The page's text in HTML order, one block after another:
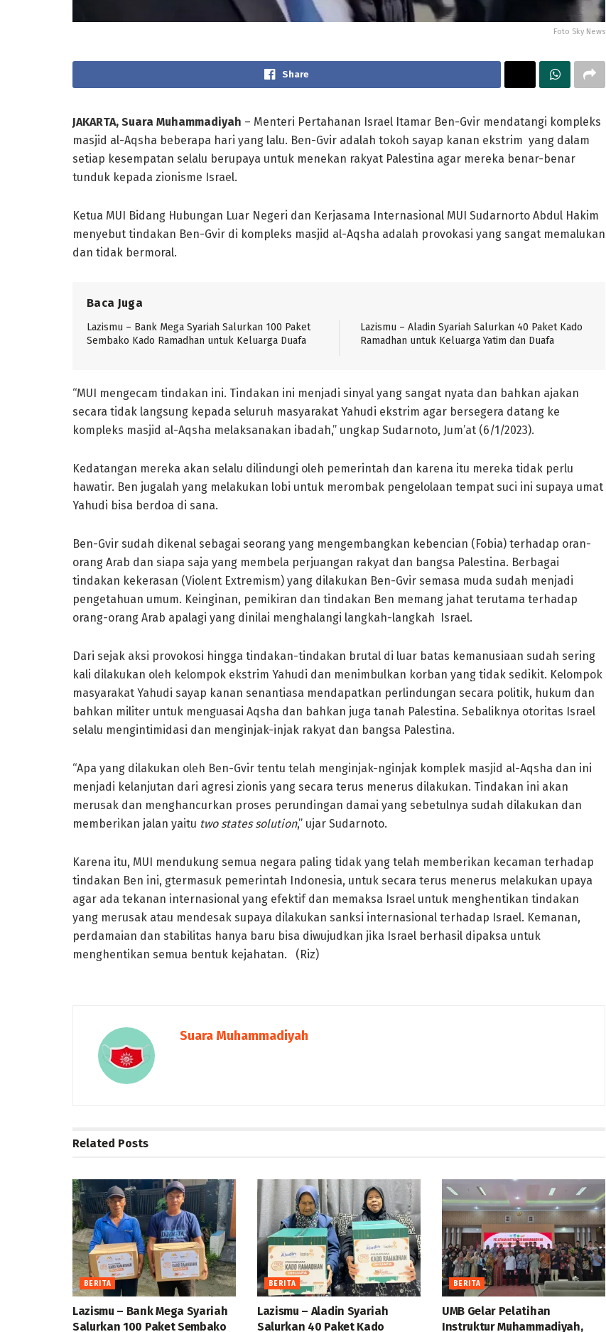
Foto Sky News
Share
JAKARTA, Suara Muhammadiyah – Menteri Pertahanan Israel Itamar Ben-Gvir mendatangi kompleks
masjid al-Aqsha beberapa hari yang lalu. Ben-Gvir adalah tokoh sayap kanan ekstrim yang dalam
setiap kesempatan selalu berupaya untuk menekan rakyat Palestina agar mereka benar-benar
tunduk kepada zionisme Israel.
Ketua MUI Bidang Hubungan Luar Negeri dan Kerjasama Internasional MUI Sudarnorto Abdul Hakim
menyebut tindakan Ben-Gvir di kompleks masjid al-Aqsha adalah provokasi yang sangat memalukan
dan tidak bermoral.
Baca Juga
Lazismu – Bank Mega Syariah Salurkan 100 Paket
Sembako Kado Ramadhan untuk Keluarga Duafa
Lazismu – Aladin Syariah Salurkan 40 Paket Kado
Ramadhan untuk Keluarga Yatim dan Duafa
“MUI mengecam tindakan ini. Tindakan ini menjadi sinyal yang sangat nyata dan bahkan ajakan
secara tidak langsung kepada seluruh masyarakat Yahudi ekstrim agar bersegera datang ke
kompleks masjid al-Aqsha melaksanakan ibadah,” ungkap Sudarnoto, Jum’at (6/1/2023).
Kedatangan mereka akan selalu dilindungi oleh pemerintah dan karena itu mereka tidak perlu
hawatir. Ben jugalah yang melakukan lobi untuk merombak pengelolaan tempat suci ini supaya umat
Yahudi bisa berdoa di sana.
Ben-Gvir sudah dikenal sebagai seorang yang mengembangkan kebencian (Fobia) terhadap oran-
orang Arab dan siapa saja yang membela perjuangan rakyat dan bangsa Palestina. Berbagai
tindakan kekerasan (Violent Extremism) yang dilakukan Ben-Gvir semasa muda sudah menjadi
pengetahuan umum. Keinginan, pemikiran dan tindakan Ben memang jahat terutama terhadap
orang-orang Arab apalagi yang dinilai menghalangi langkah-langkah Israel.
Dari sejak aksi provokosi hingga tindakan-tindakan brutal di luar batas kemanusiaan sudah sering
kali dilakukan oleh kelompok ekstrim Yahudi dan menimbulkan korban yang tidak sedikit. Kelompok
masyarakat Yahudi sayap kanan senantiasa mendapatkan perlindungan secara politik, hukum dan
bahkan militer untuk menguasai Aqsha dan bahkan juga tanah Palestina. Sebaliknya otoritas Israel
selalu mengintimidasi dan menginjak-injak rakyat dan bangsa Palestina.
“Apa yang dilakukan oleh Ben-Gvir tentu telah menginjak-nginjak komplek masjid al-Aqsha dan ini
menjadi kelanjutan dari agresi zionis yang secara terus menerus dilakukan. Tindakan ini akan
merusak dan menghancurkan proses perundingan damai yang sebetulnya sudah dilakukan dan
memberikan jalan yaitu two states solution,” ujar Sudarnoto.
Karena itu, MUI mendukung semua negara paling tidak yang telah memberikan kecaman terhadap
tindakan Ben ini, gtermasuk pemerintah Indonesia, untuk secara terus menerus melakukan upaya
agar ada tekanan internasional yang efektif dan memaksa Israel untuk menghentikan tindakan
yang merusak atau mendesak supaya dilakukan sanksi internasional terhadap Israel. Kemanan,
perdamaian dan stabilitas hanya baru bisa diwujudkan jika Israel berhasil dipaksa untuk
menghentikan semua bentuk kejahatan. (Riz)
Suara Muhammadiyah
Related Posts
BERITA
Lazismu – Bank Mega Syariah
Salurkan 100 Paket Sembako
BERITA
Lazismu – Aladin Syariah
Salurkan 40 Paket Kado
BERITA
UMB Gelar Pelatihan
Instruktur Muhammadiyah,